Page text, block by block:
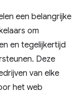
een belangrijke
om
en tegelijkertijd
Deze
van elke
het web